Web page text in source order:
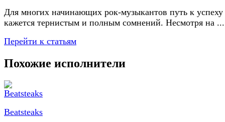
Для многих начинающих рок-музыкантов путь к успеху
кажется тернистым и полным сомнений. Несмотря на ...
Перейти к статьям
Похожие исполнители
Beatsteaks